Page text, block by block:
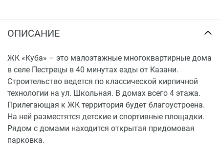
ОПИСАНИЕ
ЖК «Куба» – это малоэтажные многоквартирные дома
в селе Пестрецы в 40 минутах езды от Казани.
Строительство ведется по классической кирпичной
технологии на ул. Школьная. В домах всего 4 этажа.
Прилегающая к ЖК территория будет благоустроена.
На ней разместятся детские и спортивные площадки.
Рядом с домами находится открытая придомовая
парковка.